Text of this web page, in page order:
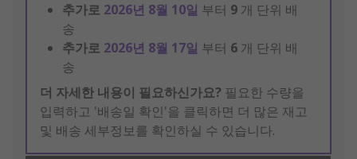
추가로 2026년 8월 10일 부터 9 개 단위 배
송
추가로 2026년 8월 17일 부터 6 개 단위 배
송
더 자세한 내용이 필요하신가요? 필요한 수량을
입력하고 '배송일 확인'을 클릭하면 더 많은 재고
및 배송 세부정보를 확인하실 수 있습니다.